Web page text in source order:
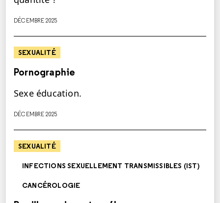
DÉCEMBRE 2025
SEXUALITÉ
Pornographie
Sexe éducation.
DÉCEMBRE 2025
SEXUALITÉ
INFECTIONS SEXUELLEMENT TRANSMISSIBLES (IST)
CANCÉROLOGIE